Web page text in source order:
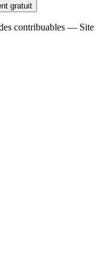
gratuit
contribuables — Site